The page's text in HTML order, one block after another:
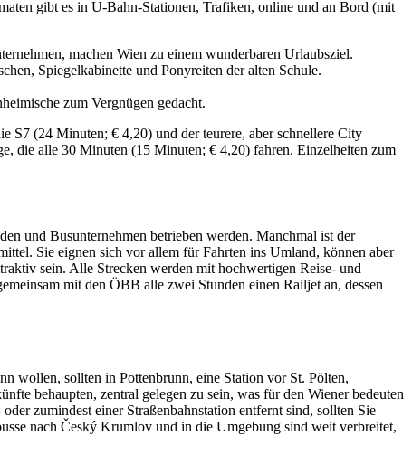
gibt es in U-Bahn-Stationen, Trafiken, online und an Bord (mit
machen Wien zu einem wunderbaren Urlaubsziel.
Spiegelkabinette und Ponyreiten der alten Schule.
zum Vergnügen gedacht.
S7 (24 Minuten; € 4,20) und der teurere, aber schnellere City
die alle 30 Minuten (15 Minuten; € 4,20) fahren. Einzelheiten zum
und Busunternehmen betrieben werden. Manchmal ist der
Sie eignen sich vor allem für Fahrten ins Umland, können aber
sein. Alle Strecken werden mit hochwertigen Reise- und
mit den ÖBB alle zwei Stunden einen Railjet an, dessen
wollen, sollten in Pottenbrunn, eine Station vor St. Pölten,
behaupten, zentral gelegen zu sein, was für den Wiener bedeuten
zumindest einer Straßenbahnstation entfernt sind, sollten Sie
nach Český Krumlov und in die Umgebung sind weit verbreitet,